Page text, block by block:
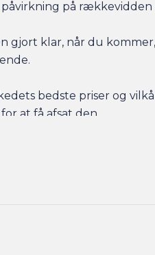
på rækkevidden
gjort klar, når du
bedste priser og
at få afsat den.